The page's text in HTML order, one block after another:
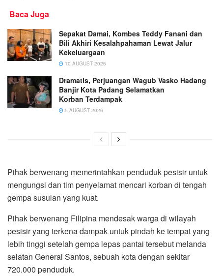
Baca Juga
Sepakat Damai, Kombes Teddy Fanani dan
Bili Akhiri Kesalahpahaman Lewat Jalur
Kekeluargaan
10 AUGUST 2026
Dramatis, Perjuangan Wagub Vasko Hadang
Banjir Kota Padang Selamatkan
Korban Terdampak
5 AUGUST 2026
Pihak berwenang memerintahkan penduduk pesisir untuk
mengungsi dan tim penyelamat mencari korban di tengah
gempa susulan yang kuat.
Pihak berwenang Filipina mendesak warga di wilayah
pesisir yang terkena dampak untuk pindah ke tempat yang
lebih tinggi setelah gempa lepas pantai tersebut melanda
selatan General Santos, sebuah kota dengan sekitar
720.000 penduduk.